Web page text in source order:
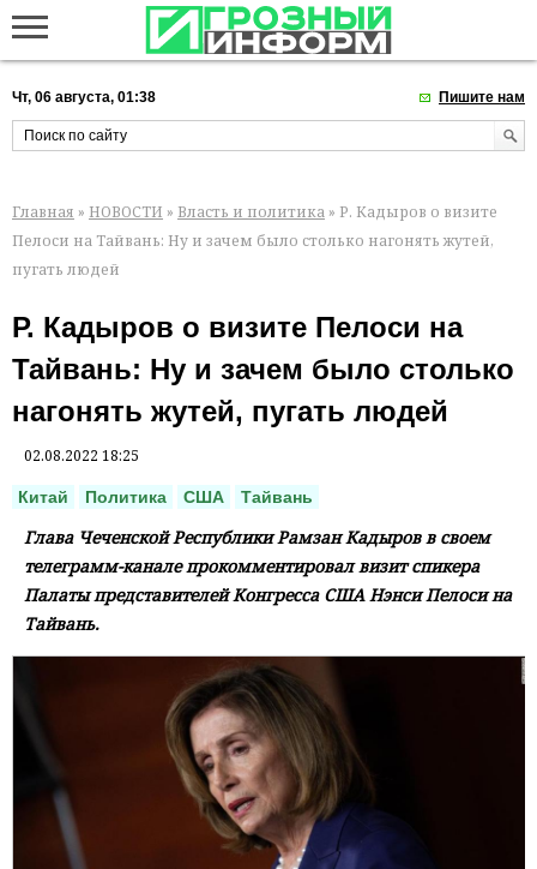
Чт, 06 августа, 01:38 Пишите нам
Главная » НОВОСТИ » Власть и политика » Р. Кадыров о визите
Пелоси на Тайвань: Ну и зачем было столько нагонять жутей,
пугать людей
Р. Кадыров о визите Пелоси на
Тайвань: Ну и зачем было столько
нагонять жутей, пугать людей
02.08.2022 18:25
Китай Политика США Тайвань
Глава Чеченской Республики Рамзан Кадыров в своем
телеграмм-канале прокомментировал визит спикера
Палаты представителей Конгресса США Нэнси Пелоси на
Тайвань.